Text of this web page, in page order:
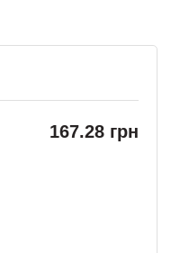
167.28 грн